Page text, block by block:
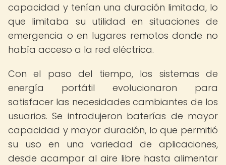
capacidad y tenían una duración limitada, lo
que limitaba su utilidad en situaciones de
emergencia o en lugares remotos donde no
había acceso a la red eléctrica.
Con el paso del tiempo, los sistemas de
energía portátil evolucionaron para
satisfacer las necesidades cambiantes de los
usuarios. Se introdujeron baterías de mayor
capacidad y mayor duración, lo que permitió
su uso en una variedad de aplicaciones,
desde acampar al aire libre hasta alimentar